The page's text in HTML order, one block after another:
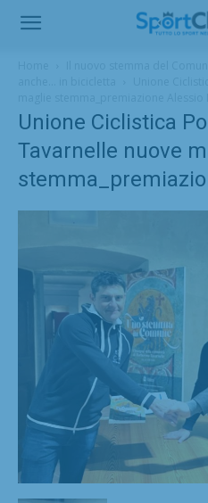
Unione Ciclistica
Tavarnelle nuove